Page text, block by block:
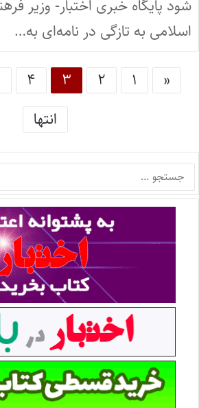
شود پایگاه خبری اختبار- وزیر
اسلامی به تازگی در نامه‌ای به…
« ۱ ۲ ۳ ۴
انتها